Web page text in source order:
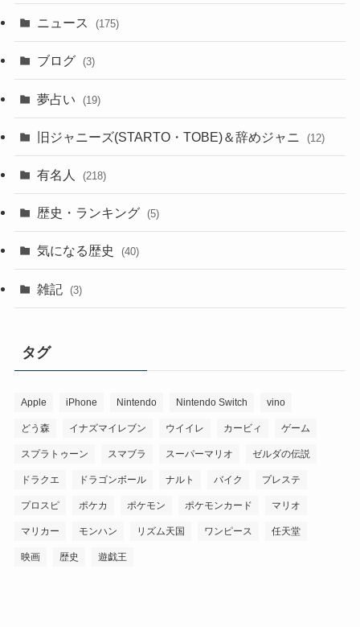
ニュース (175)
ブログ (3)
夢占い (19)
旧ジャニーズ(STARTO・TOBE)＆辞めジャニ (12)
有名人 (218)
歴史・ランキング (5)
気になる歴史 (40)
雑記 (3)
タグ
Apple iPhone Nintendo Nintendo Switch vino
どう森 イナズマイレブン ウイイレ カービィ ゲーム
スプラトゥーン スマブラ スーパーマリオ ゼルダの伝説
ドラクエ ドラゴンボール ナルト バイク プレステ
プロスピ ポケカ ポケモン ポケモンカード マリオ
マリカー モンハン リズム天国 ワンピース 任天堂
映画 歴史 遊戯王